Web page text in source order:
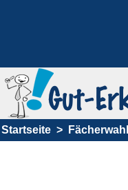
Startseite Fächerwahl